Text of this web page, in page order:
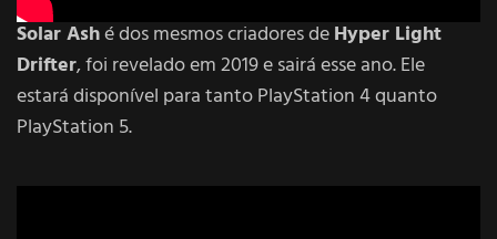
Solar Ashé dos mesmos criadores deHyper Light
Drifter, foi revelado em 2019 e sairá esse ano. Ele
estará disponível para tanto PlayStation 4 quanto
PlayStation 5.